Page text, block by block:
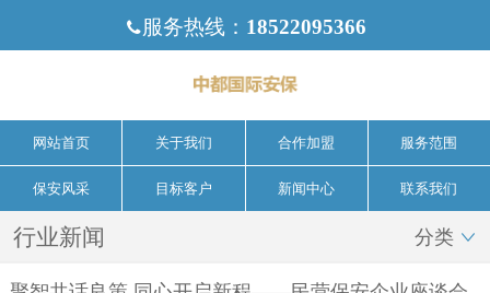
服务热线： 18522095366
网站首页 关于我们 合作加盟 服务范围
保安风采 目标客户 新闻中心 联系我们
行业新闻 分类 